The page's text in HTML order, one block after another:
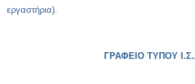
εργαστήρια).
ΓΡΑΦΕΙΟ ΤΥΠΟΥ